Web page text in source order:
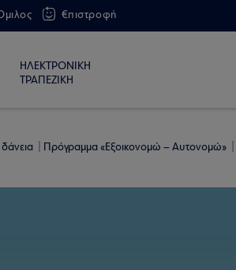
€πιστροφή
ΗΛΕΚΤΡΟΝΙΚΗ
ΤΡΑΠΕΖΙΚΗ
Πρόγραμμα «Εξοικονομώ – Αυτονομώ»